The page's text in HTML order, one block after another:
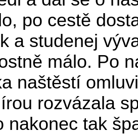
po cestě
a studenej
málo. Po
naštěstí
rozvázala
nakonec tak